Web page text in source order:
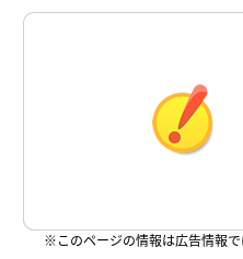
売却の流れ
※このページの情報は広告情報で